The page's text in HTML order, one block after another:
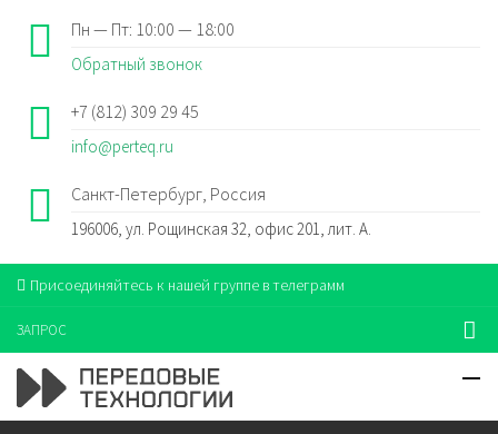
Пн — Пт: 10:00 — 18:00
Обратный звонок
+7 (812) 309 29 45
info@perteq.ru
Санкт-Петербург, Россия
196006, ул. Рощинская 32, офис 201, лит. А.
Присоединяйтесь к нашей группе в телеграмм
ЗАПРОС